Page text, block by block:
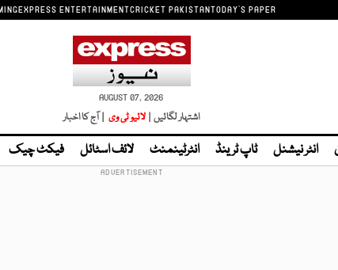
EXPRESS ENTERTAINMENTCRICKET PAKISTANTODAY'S PAPER
AUGUST 07, 2026
اشتہار لگائیں | لائیو ٹی وی | آج کا اخبار
انٹر نیشنل ٹاپ ٹرینڈ انٹرٹینمنٹ لائف اسٹائل فیکٹ چیک